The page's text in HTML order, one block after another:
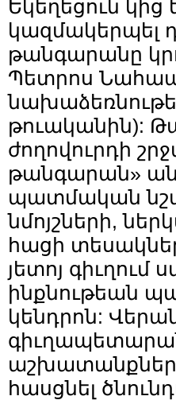
Եկեղեցուն
կազմակերպել
թանգարանը
Պետրոս
թուականին):
ժողովուրդի
թանգարան»
պատմական
նմոյշների,
հացի
յետոյ գիւղում
ինքնութեան
կենդրոն:
հասցնել